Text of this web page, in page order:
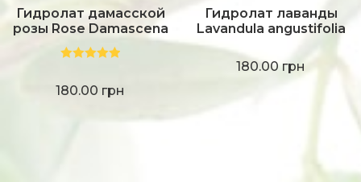
Гидролат дамасской
розы Rose Damascena
из 5
180.00 грн
Гидролат лаванды
Lavandula angustifolia
180.00 грн